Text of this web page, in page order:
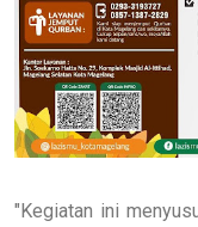
"Kegiatan ini